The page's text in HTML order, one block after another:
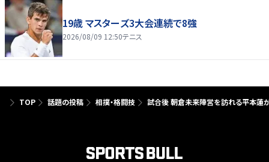
19歳 マスターズ3大会連続で8強
2026/08/09 12:50テニス
TOP 話題の投稿 相撲・格闘技 試合後 朝倉未来陣営を訪れる平本蓮